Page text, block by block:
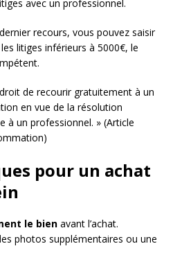
avec un professionnel.
recours, vous pouvez saisir
litiges inférieurs à 5000€, le
de recourir gratuitement à un
en vue de la résolution
à un professionnel. » (Article
pour un achat
le bien avant l’achat.
photos supplémentaires ou une